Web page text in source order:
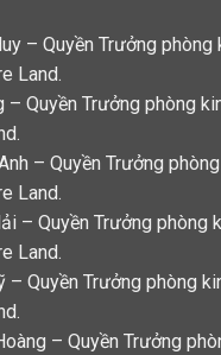
– Quyền Trưởng phòng
Land.
– Quyền Trưởng phòng
– Quyền Trưởng
Land.
– Quyền Trưởng phòng
Land.
– Quyền Trưởng phòng
– Quyền Trưởng